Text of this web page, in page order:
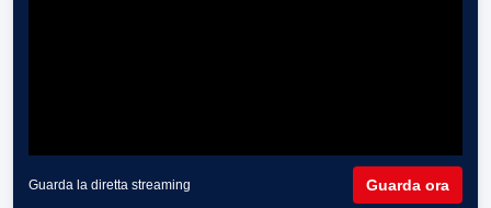
Guarda la diretta streaming Guarda ora